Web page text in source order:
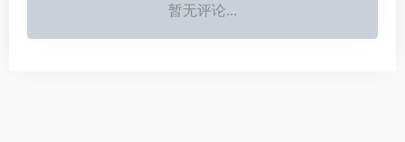
暂无评论...